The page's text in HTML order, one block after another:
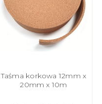
Taśma korkowa 12mm x
20mm x 10m